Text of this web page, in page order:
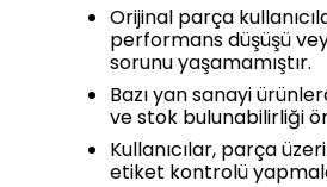
Orijinal parça
performans düşüşü
sorunu yaşamamıştır.
Bazı yan sanayi
ve stok bulunabilirliği
Kullanıcılar, parça
etiket kontrolü